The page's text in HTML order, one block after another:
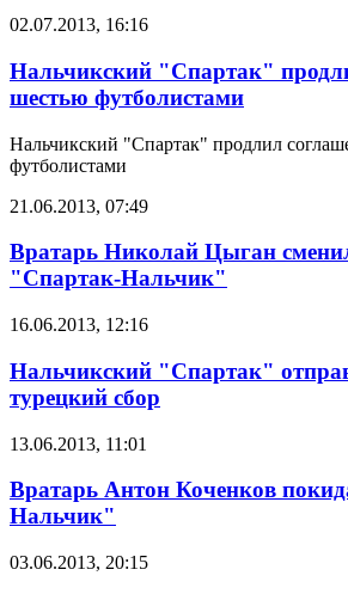
02.07.2013, 16:16
Нальчикский "Спартак"
шестью футболистами
Нальчикский "Спартак" продлил
футболистами
21.06.2013, 07:49
Вратарь Николай Цыган
"Спартак-Нальчик"
16.06.2013, 12:16
Нальчикский "Спартак"
турецкий сбор
13.06.2013, 11:01
Вратарь Антон Коченков
Нальчик"
03.06.2013, 20:15